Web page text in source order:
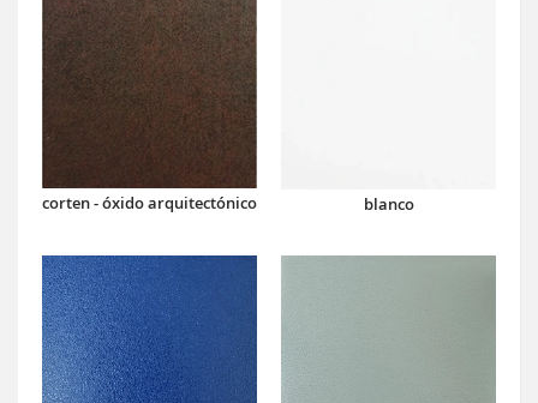
corten - óxido arquitectónico blanco